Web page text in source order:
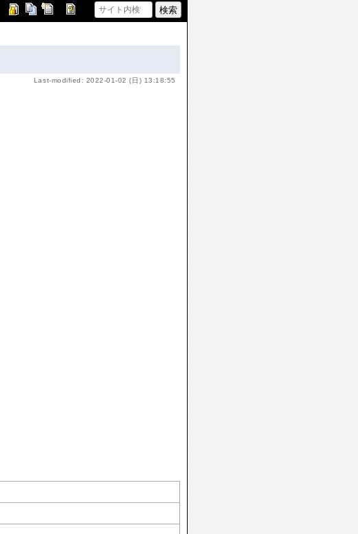
Last-modified: 2022-01-02 (日) 13:18:55